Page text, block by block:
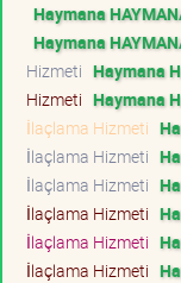
Haymana
Haymana
Hizmeti Haymana
Hizmeti Haymana
İlaçlama Hizmeti
İlaçlama Hizmeti
İlaçlama Hizmeti
İlaçlama Hizmeti
İlaçlama Hizmeti
İlaçlama Hizmeti